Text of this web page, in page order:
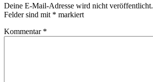
Deine E-Mail-Adresse wird nicht veröffentlicht.
Felder sind mit * markiert
Kommentar *